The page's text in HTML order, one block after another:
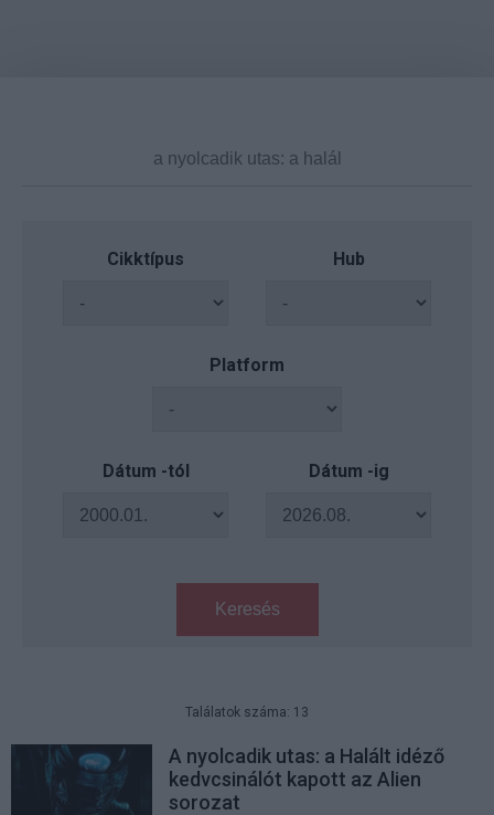
Cikktípus Hub
Platform
Dátum -tól Dátum -ig
Keresés
Találatok száma: 13
A nyolcadik utas: a Halált idéző
kedvcsinálót kapott az Alien
sorozat